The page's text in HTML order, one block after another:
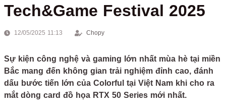
Tech&Game Festival 2025
12/05/2025 11:13 Chopy
Sự kiện công nghệ và gaming lớn nhất mùa hè tại miền
Bắc mang đến không gian trải nghiệm đỉnh cao, đánh
dấu bước tiến lớn của Colorful tại Việt Nam khi cho ra
mắt dòng card đồ họa RTX 50 Series mới nhất.